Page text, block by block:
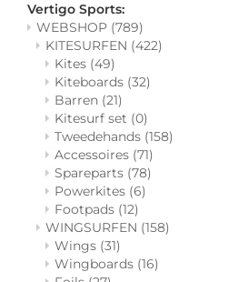
Vertigo Sports:
WEBSHOP (789)
KITESURFEN (422)
Kites (49)
Kiteboards (32)
Barren (21)
Kitesurf set (0)
Tweedehands (158)
Accessoires (71)
Spareparts (78)
Powerkites (6)
Footpads (12)
WINGSURFEN (158)
Wings (31)
Wingboards (16)